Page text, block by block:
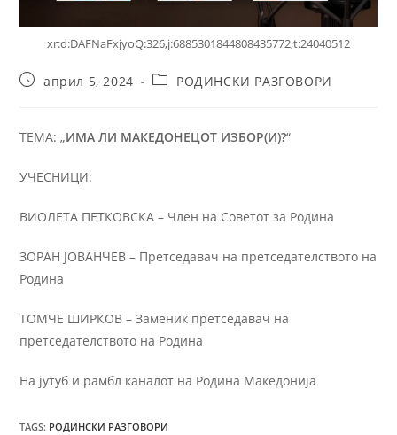
xr:d:DAFNaFxjyoQ:326,j:6885301844808435772,t:24040512
април 5, 2024 РОДИНСКИ РАЗГОВОРИ
ТЕМА: „ИМА ЛИ МАКЕДОНЕЦОТ ИЗБОР(И)?“
УЧЕСНИЦИ:
ВИОЛЕТА ПЕТКОВСКА – Член на Советот за Родина
ЗОРАН ЈОВАНЧЕВ – Претседавач на претседателството на
Родина
ТОМЧЕ ШИРКОВ – Заменик претседавач на
претседателството на Родина
На јутуб и рамбл каналот на Родина Македонија
TAGS: РОДИНСКИ РАЗГОВОРИ